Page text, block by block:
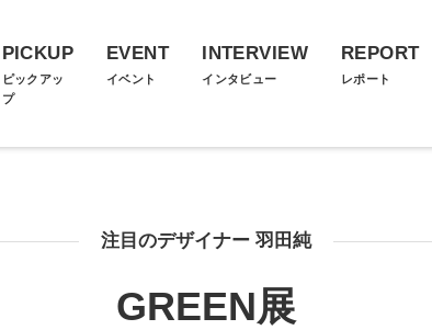
PICKUP
ピックアッ
プ
EVENT
イベント
INTERVIEW
インタビュー
REPORT
レポート
注目のデザイナー 羽田純
GREEN展